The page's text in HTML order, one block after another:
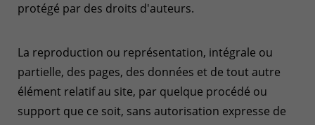
protégé par des droits d'auteurs.
La reproduction ou représentation, intégrale ou
partielle, des pages, des données et de tout autre
élément relatif au site, par quelque procédé ou
support que ce soit, sans autorisation expresse de